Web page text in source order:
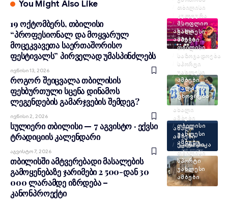
You Might Also Like
ᲗᲑᲘᲚᲘᲡᲘ
ᲙᲣᲚᲢᲣᲠᲐ
ᲛᲡᲝᲤᲚᲘᲝ
ᲣᲐᲮᲚᲔᲡᲘ
ᲐᲛᲑᲔᲑᲘ
19 ოქტომბერს, თბილისი
“პროფესიონალ და მოყვარულ
მოცეკვავეთა საერთაშორისო
ფესტივალს” პირველად უმასპინძლებს
Ივნისი 13, 2026
ᲐᲮᲐᲚᲘ
ᲐᲛᲑᲔᲑᲘ
ᲗᲑᲘᲚᲘᲡᲘ
ᲡᲐᲖᲝᲒᲐᲓᲝᲔᲑᲐ
ᲡᲞᲝᲠᲢᲘ
ᲣᲐᲮᲚᲔᲡᲘ
ᲐᲛᲑᲔᲑᲘ
ᲥᲐᲚᲐᲥᲘᲡ
ᲪᲮᲝᲕᲠᲔᲑᲐ
როგორ შეიცვალა თბილისის
ფეხბურთული სცენა დინამოს
ლეგენდების გამარჯვების შემდეგ?
Ივნისი 2, 2026
ᲐᲮᲐᲚᲘ
ᲐᲛᲑᲔᲑᲘ
ᲗᲑᲘᲚᲘᲡᲘ
ᲣᲐᲮᲚᲔᲡᲘ
ᲐᲛᲑᲔᲑᲘ
სულიერი თბილისი — 7 აგვისტო · ექვსი
ტრადიციის კალენდარი
Აგვისტო 7, 2026
ᲐᲮᲐᲚᲘ
ᲐᲛᲑᲔᲑᲘ
ᲔᲙᲝᲜᲝᲛᲘᲙᲐ
ᲗᲑᲘᲚᲘᲡᲘ
ᲡᲞᲝᲠᲢᲘ
ᲣᲐᲮᲚᲔᲡᲘ
ᲐᲛᲑᲔᲑᲘ
თბილისში ამტვერებადი მასალების
გამოყენებაზე ჯარიმები 2 500-დან 30
000 ლარამდე იზრდება –
კანონპროექტი